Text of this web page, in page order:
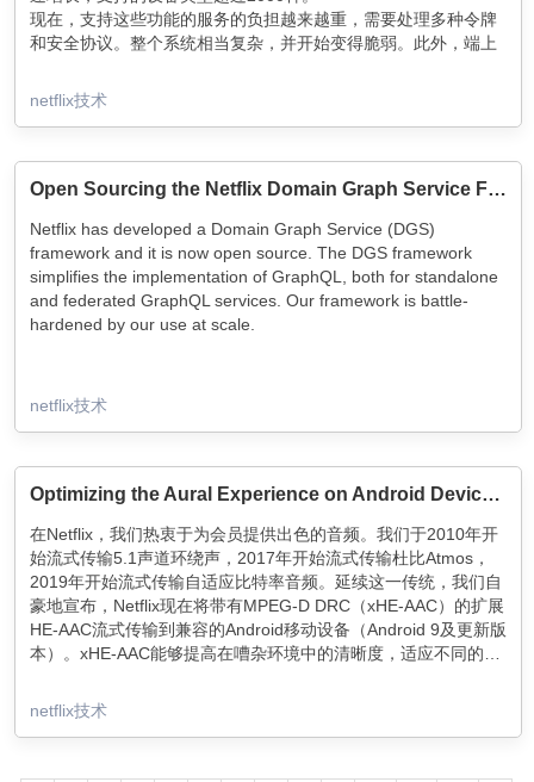
现在，支持这些功能的服务的负担越来越重，需要处理多种令牌
和安全协议。整个系统相当复杂，并开始变得脆弱。此外，端上
艰难的决定，如何以及在哪里处理身份令牌处理。
netflix技术
Open Sourcing the Netflix Domain Graph Service Framework: GraphQL for Spring Boot
Netflix has developed a Domain Graph Service (DGS)
framework and it is now open source. The DGS framework
simplifies the implementation of GraphQL, both for standalone
and federated GraphQL services. Our framework is battle-
hardened by our use at scale.
netflix技术
Optimizing the Aural Experience on Android Devices with xHE-AAC
在Netflix，我们热衷于为会员提供出色的音频。我们于2010年开
始流式传输5.1声道环绕声，2017年开始流式传输杜比Atmos，
2019年开始流式传输自适应比特率音频。延续这一传统，我们自
豪地宣布，Netflix现在将带有MPEG-D DRC（xHE-AAC）的扩展
HE-AAC流式传输到兼容的Android移动设备（Android 9及更新版
本）。xHE-AAC能够提高在嘈杂环境中的清晰度，适应不同的蜂
上串流的会员带来声音上的愉悦。
netflix技术